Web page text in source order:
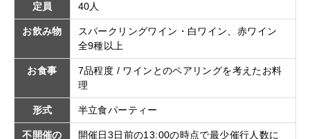
定員 40人
お飲み物
スパークリングワイン・白ワイン、赤ワイン
全9種以上
お食事
7品程度 / ワインとのペアリングを考えたお料
理
形式 半立食パーティー
不開催の
開催日3日前の13:00の時点で最少催行人数に